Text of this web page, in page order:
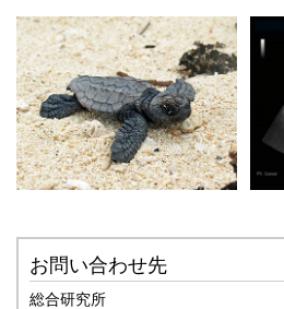
お問い合わせ先
総合研究所